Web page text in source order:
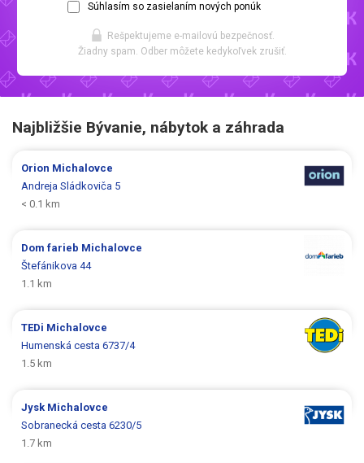
Súhlasím so zasielaním nových ponúk
Rešpektujeme e-mailovú bezpečnosť.
Žiadny spam. Odber môžete kedykoľvek zrušiť.
Najbližšie Bývanie, nábytok a záhrada
Orion Michalovce
Andreja Sládkoviča 5
< 0.1 km
Dom farieb Michalovce
Štefánikova 44
1.1 km
TEDi Michalovce
Humenská cesta 6737/4
1.5 km
Jysk Michalovce
Sobranecká cesta 6230/5
1.7 km